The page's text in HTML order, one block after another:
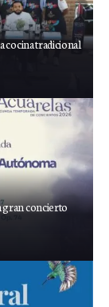
cocina tradicional
gran concierto